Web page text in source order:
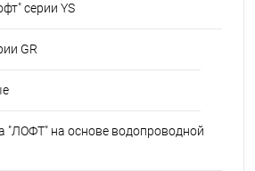
серии YS
GR
"ЛОФТ" на основе водопроводной